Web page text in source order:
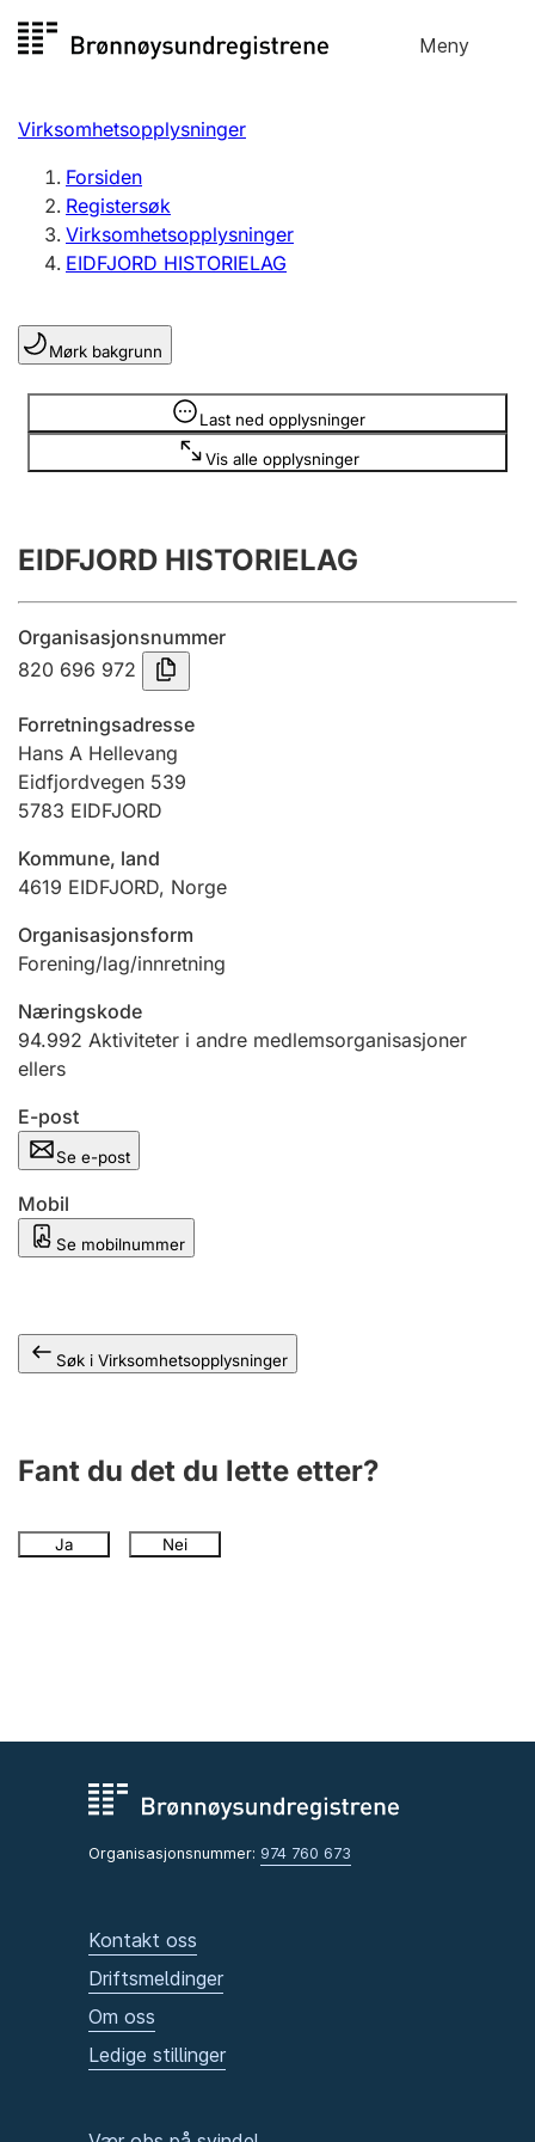
til
Meny
Registersøk
Aksjeselskap
Enkeltpersonforetak
Registrere, endre, slette
Lag og forening
Registrere, endre, slette
Årsregnskap
Innsending og forsinkelsesgebyr
Jeger
Betaling og jegeravgiftskort
Ektepaktveileder
Virksomhetsopplysninger
Forsiden
Registersøk
Virksomhetsopplysninger
EIDFJORD HISTORIELAG
Mørk bakgrunn
Last ned opplysninger
Vis alle opplysninger
Opplysninger er skjult
EIDFJORD HISTORIELAG
Organisasjonsnummer
820 696 972
Forretningsadresse
Hans A Hellevang
Eidfjordvegen 539
5783 EIDFJORD
Kommune, land
4619 EIDFJORD, Norge
Organisasjonsform
Forening/lag/innretning
Næringskode
94.992 Aktiviteter i andre medlemsorganisasjoner
ellers
E-post
Se e-post
Mobil
Se mobilnummer
Søk i Virksomhetsopplysninger
Fant du det du lette etter?
Ja Nei
Organisasjonsnummer: 974 760 673
Kontakt oss
Driftsmeldinger
Om oss
Ledige stillinger